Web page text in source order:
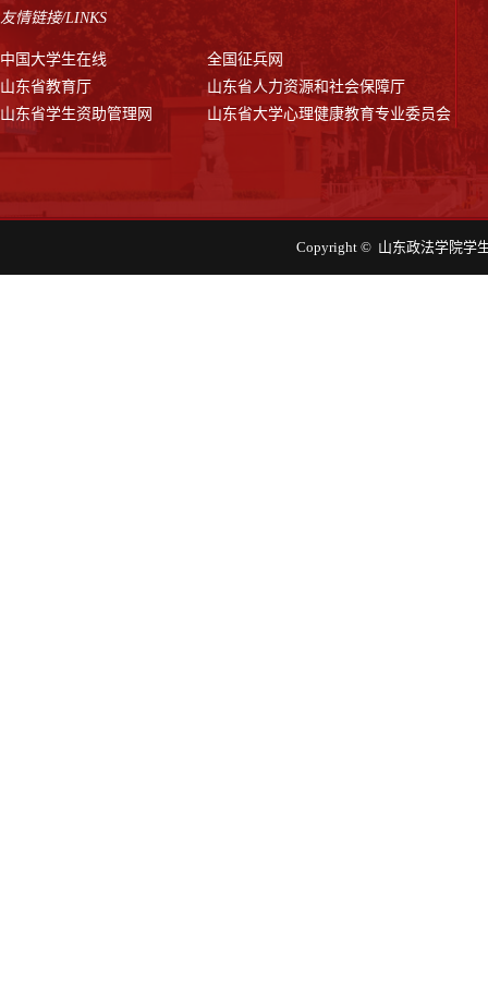
友情链接/LINKS
中国大学生在线
全国征兵网
山东省教育厅
山东省人力资源和社会保障厅
山东省学生资助管理网
山东省大学心理健康教育专业委员会
Copyright © 山东政法学院学